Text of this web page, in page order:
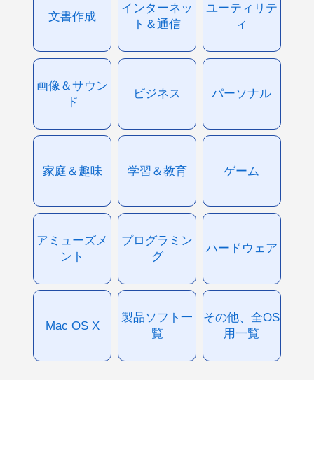
文書作成
インターネッ
ト＆通信
ユーティリテ
ィ
画像＆サウン
ド
ビジネス パーソナル
家庭＆趣味 学習＆教育 ゲーム
アミューズメ
ント
プログラミン
グ
ハードウェア
Mac OS X
製品ソフト一
覧
その他、全OS
用一覧